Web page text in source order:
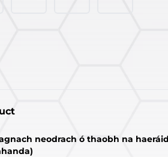
neodrach ó thaobh na